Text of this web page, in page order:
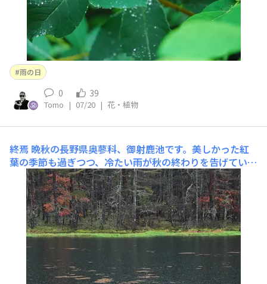
雨の日
0 39
Tomo | 07/20 | 花・植物
終焉 晩秋の長野県奥蓼科、御射鹿池です。美しかった紅
葉の季節も過ぎつつ、冷たい雨が秋の終わりを告げていま
す。東山魁夷画伯のモチーフにもなったこの池は、四季
折々の美しさを見せてくれます。撮影データ：Nikon Z7
Ⅱ、Nikkor 70-200mm f2.8S